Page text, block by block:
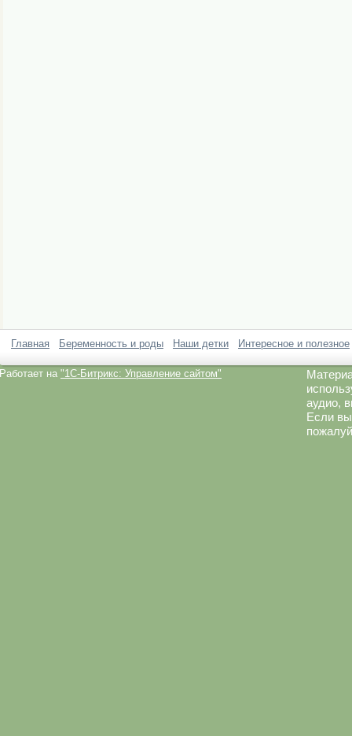
Главная Беременность и роды Наши детки Интересное и полезное
Работает на "1C-Битрикс: Управление сайтом"
аудио,
Если вы